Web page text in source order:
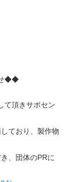
せ◆◆
て頂きサポセン
ており、製作物
、団体のPRに